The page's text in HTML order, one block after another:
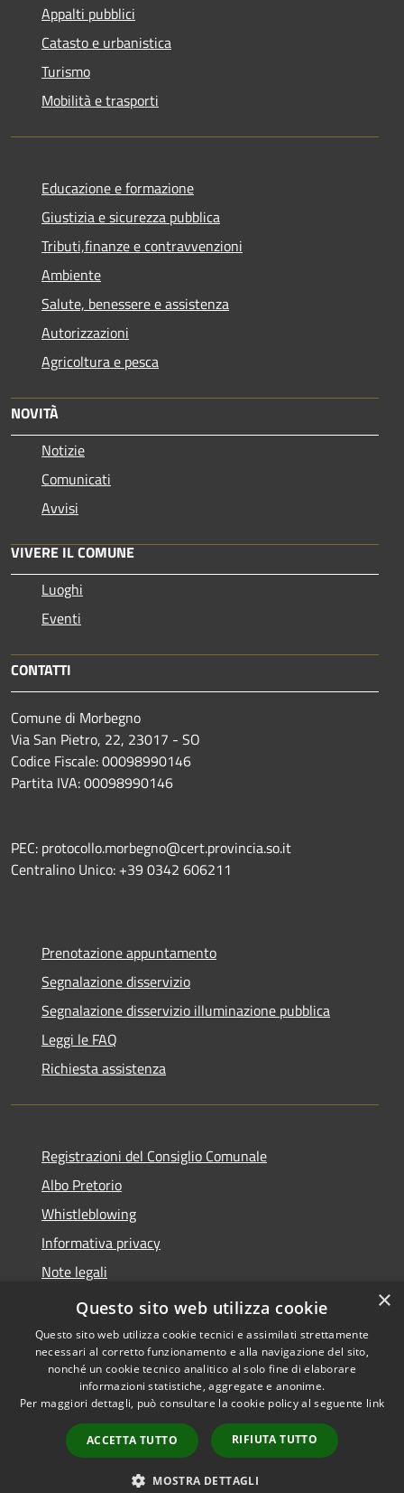
Appalti pubblici
Catasto e urbanistica
Turismo
Mobilità e trasporti
Educazione e formazione
Giustizia e sicurezza pubblica
Tributi,finanze e contravvenzioni
Ambiente
Salute, benessere e assistenza
Autorizzazioni
Agricoltura e pesca
NOVITÀ
Notizie
Comunicati
Avvisi
VIVERE IL COMUNE
Luoghi
Eventi
CONTATTI
Comune di Morbegno
Via San Pietro, 22, 23017 - SO
Codice Fiscale: 00098990146
Partita IVA: 00098990146
PEC: protocollo.morbegno@cert.provincia.so.it
Centralino Unico: +39 0342 606211
Prenotazione appuntamento
Segnalazione disservizio
Segnalazione disservizio illuminazione pubblica
Leggi le FAQ
Richiesta assistenza
Registrazioni del Consiglio Comunale
Albo Pretorio
Whistleblowing
Informativa privacy
Note legali
Dichiarazione di accessibilità
Accessibilità
Copyright © 2026 • Comune di
Morbegno • Powered by
Municipium•
Accesso
redazione
×
Questo sito web utilizza cookie
Questo sito web utilizza cookie tecnici e assimilati strettamente
necessari al corretto funzionamento e alla navigazione del sito,
nonché un cookie tecnico analitico al solo fine di elaborare
informazioni statistiche, aggregate e anonime.
Per maggiori dettagli, può consultare la cookie policy al seguente link
ACCETTA TUTTO RIFIUTA TUTTO
MOSTRA DETTAGLI